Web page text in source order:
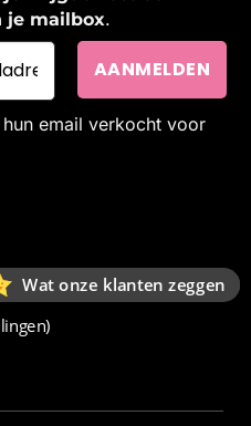
je mailbox.
email verkocht voor
Wat onze klanten zeggen